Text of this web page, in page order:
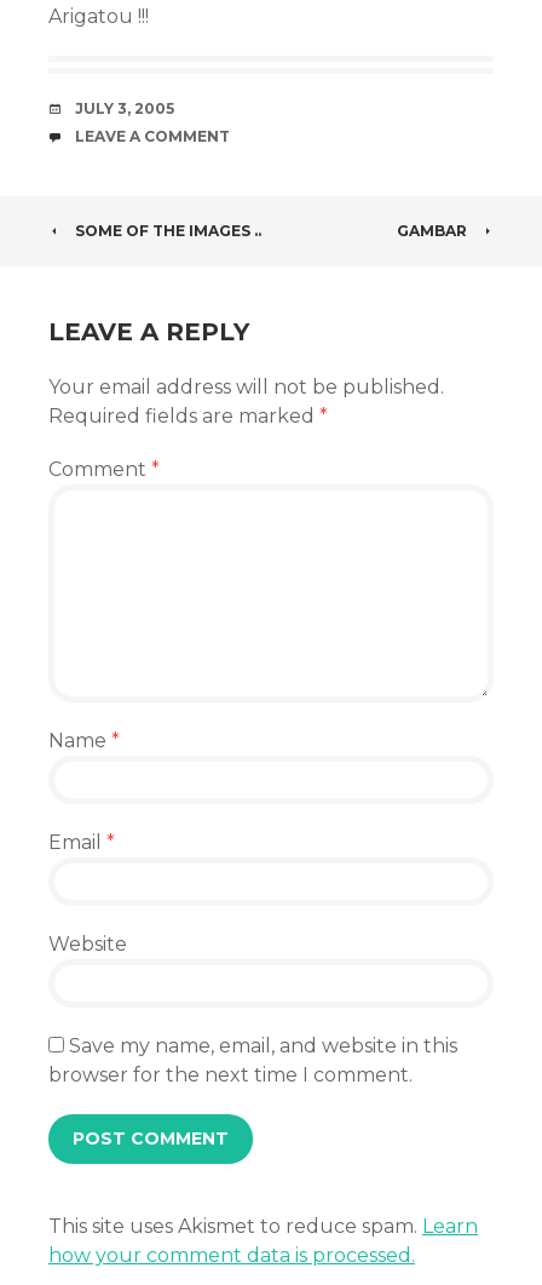
Arigatou !!!
DATE
JULY 3, 2005
COMMENTS
LEAVE A COMMENT
POST
SOME OF THE IMAGES .. GAMBAR
LEAVE A REPLY
Your email address will not be published.
Required fields are marked *
Comment *
Name *
Email *
Website
Save my name, email, and website in this
browser for the next time I comment.
This site uses Akismet to reduce spam. Learn
how your comment data is processed.